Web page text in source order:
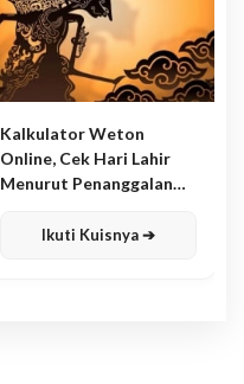
Kalkulator Weton
Online, Cek Hari Lahir
Menurut Penanggalan
Ikuti Kuisnya ➔